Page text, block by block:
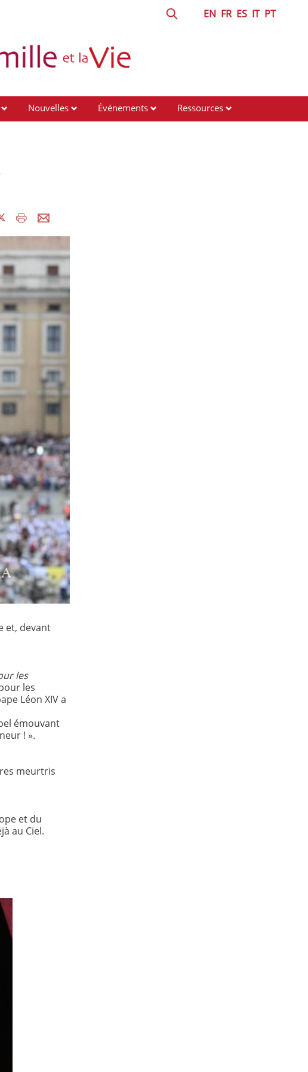
EN FR ES IT PT
Nouvelles Événements
Ressources
et, devant
les
les
Léon XIV a
émouvant
! ».
meurtris
et du
au Ciel.